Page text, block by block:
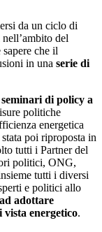
da un ciclo di
del
che il
in una serie di
seminari di policy a
politiche
energetica
poi riproposta in
tutti i Partner del
politici, ONG,
tutti i diversi
e politici allo
adottare
energetico.